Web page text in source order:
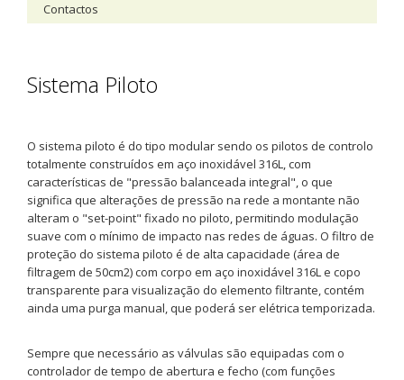
Contactos
Sistema Piloto
O sistema piloto é do tipo modular sendo os pilotos de controlo
totalmente construídos em aço inoxidável 316L, com
características de "pressão balanceada integral", o que
significa que alterações de pressão na rede a montante não
alteram o "set-point" fixado no piloto, permitindo modulação
suave com o mínimo de impacto nas redes de águas. O filtro de
proteção do sistema piloto é de alta capacidade (área de
filtragem de 50cm2) com corpo em aço inoxidável 316L e copo
transparente para visualização do elemento filtrante, contém
ainda uma purga manual, que poderá ser elétrica temporizada.
Sempre que necessário as válvulas são equipadas com o
controlador de tempo de abertura e fecho (com funções